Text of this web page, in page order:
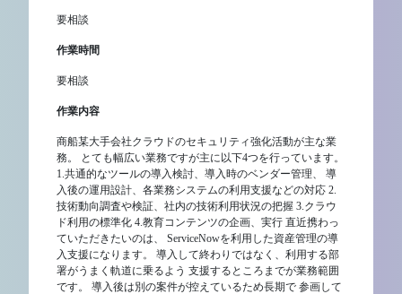
要相談
作業時間
要相談
作業内容
商船某大手会社クラウドのセキュリティ強化活動が主な業
務。 とても幅広い業務ですが主に以下4つを行っています。
1.共通的なツールの導入検討、導入時のベンダー管理、 導
入後の運用設計、各業務システムの利用支援などの対応 2.
技術動向調査や検証、社内の技術利用状況の把握 3.クラウ
ド利用の標準化 4.教育コンテンツの企画、実行 直近携わっ
ていただきたいのは、 ServiceNowを利用した資産管理の導
入支援になります。 導入して終わりではなく、利用する部
署がうまく軌道に乗るよう 支援するところまでが業務範囲
です。 導入後は別の案件が控えているため長期で 参画して